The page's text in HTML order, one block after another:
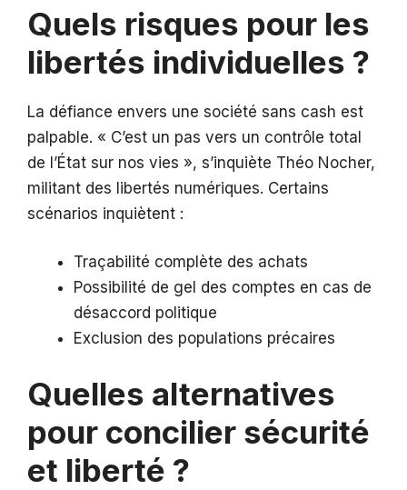
Quels risques pour les
libertés individuelles ?
La défiance envers une société sans cash est
palpable. « C’est un pas vers un contrôle total
de l’État sur nos vies », s’inquiète Théo Nocher,
militant des libertés numériques. Certains
scénarios inquiètent :
Traçabilité complète des achats
Possibilité de gel des comptes en cas de
désaccord politique
Exclusion des populations précaires
Quelles alternatives
pour concilier sécurité
et liberté ?